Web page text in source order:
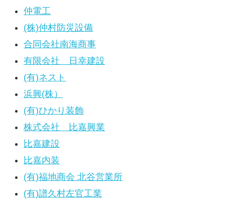
仲電工
(株)仲村防災設備
合同会社南海商事
有限会社 日幸建設
(有)ネスト
浜興(株）
(有)ひかり装飾
株式会社 比嘉興業
比嘉建設
比嘉内装
(有)福地商会 北谷営業所
(有)譜久村左官工業